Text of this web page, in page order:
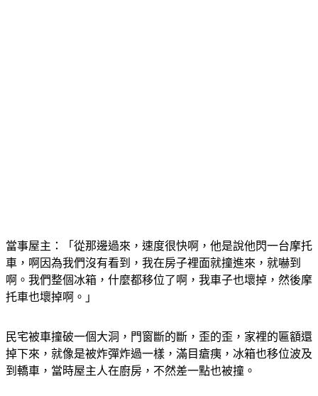
當事屋主：「從那邊過來，速度很快啊，他是說他閃一台摩托
車，啊因為我們沒有看到，我在房子裡面就撞進來，就嚇到
啊。我們整個冰箱，什麼都移位了啊，我車子也壞掉，然後摩
托車也壞掉啊。」
民宅被車撞破一個大洞，門窗斷的斷，歪的歪，家裡的匾額還
掉下來，就像是被炸彈炸過一樣，滿目瘡痍，冰箱也移位波及
到轎車，當時屋主人在廚房，不然差一點也被撞。